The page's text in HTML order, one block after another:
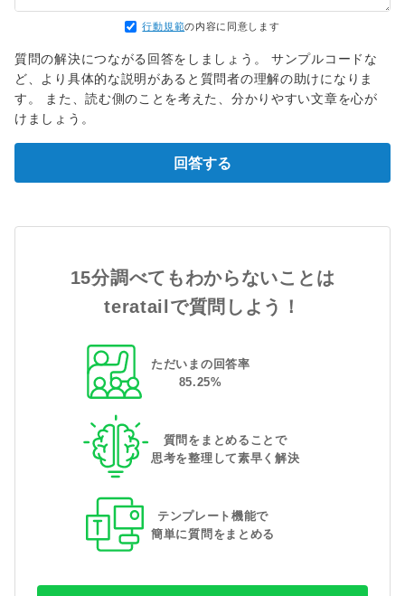
行動規範の内容に同意します
質問の解決につながる回答をしましょう。 サンプルコードな
ど、より具体的な説明があると質問者の理解の助けになりま
す。 また、読む側のことを考えた、分かりやすい文章を心が
けましょう。
回答する
15分調べてもわからないことは
teratailで質問しよう！
ただいまの回答率
85.25%
質問をまとめることで
思考を整理して素早く解決
テンプレート機能で
簡単に質問をまとめる